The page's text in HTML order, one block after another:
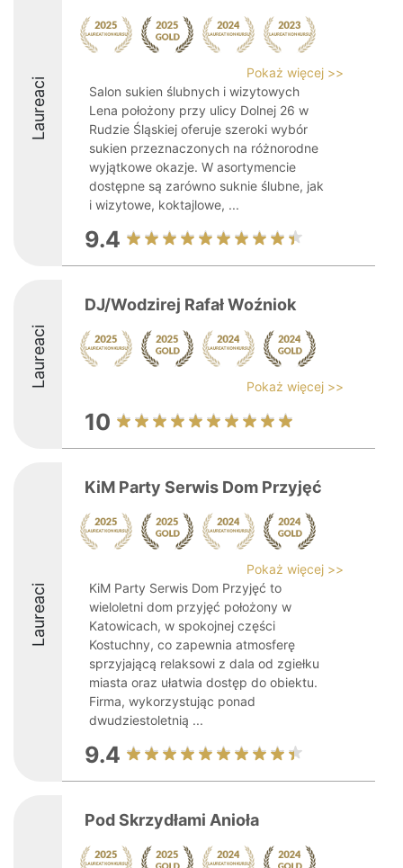
Laureaci
Pokaż więcej >>
Salon sukien ślubnych i wizytowych
Lena położony przy ulicy Dolnej 26 w
Rudzie Śląskiej oferuje szeroki wybór
sukien przeznaczonych na różnorodne
wyjątkowe okazje. W asortymencie
dostępne są zarówno suknie ślubne, jak
i wizytowe, koktajlowe, ...
9.4
Laureaci
DJ/Wodzirej Rafał Woźniok
Pokaż więcej >>
10
Laureaci
KiM Party Serwis Dom Przyjęć
Pokaż więcej >>
KiM Party Serwis Dom Przyjęć to
wieloletni dom przyjęć położony w
Katowicach, w spokojnej części
Kostuchny, co zapewnia atmosferę
sprzyjającą relaksowi z dala od zgiełku
miasta oraz ułatwia dostęp do obiektu.
Firma, wykorzystując ponad
dwudziestoletnią ...
9.4
Pod Skrzydłami Anioła